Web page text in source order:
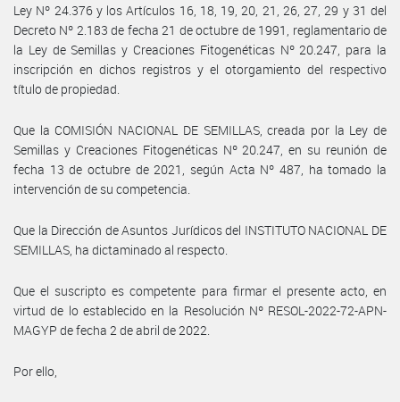
Ley Nº 24.376 y los Artículos 16, 18, 19, 20, 21, 26, 27, 29 y 31 del
Decreto Nº 2.183 de fecha 21 de octubre de 1991, reglamentario de
la Ley de Semillas y Creaciones Fitogenéticas Nº 20.247, para la
inscripción en dichos registros y el otorgamiento del respectivo
título de propiedad.
Que la COMISIÓN NACIONAL DE SEMILLAS, creada por la Ley de
Semillas y Creaciones Fitogenéticas Nº 20.247, en su reunión de
fecha 13 de octubre de 2021, según Acta Nº 487, ha tomado la
intervención de su competencia.
Que la Dirección de Asuntos Jurídicos del INSTITUTO NACIONAL DE
SEMILLAS, ha dictaminado al respecto.
Que el suscripto es competente para firmar el presente acto, en
virtud de lo establecido en la Resolución Nº RESOL-2022-72-APN-
MAGYP de fecha 2 de abril de 2022.
Por ello,